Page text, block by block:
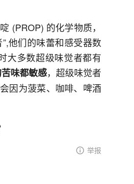
(PROP) 的化学物质，
他们的味蕾和感受器数
大多数超级味觉者都有
味都敏感，超级味觉者
因为菠菜、咖啡、啤酒
举报